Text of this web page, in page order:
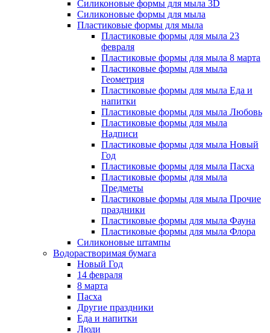
Силиконовые формы для мыла 3D
Силиконовые формы для мыла
Пластиковые формы для мыла
Пластиковые формы для мыла 23
февраля
Пластиковые формы для мыла 8 марта
Пластиковые формы для мыла
Геометрия
Пластиковые формы для мыла Еда и
напитки
Пластиковые формы для мыла Любовь
Пластиковые формы для мыла
Надписи
Пластиковые формы для мыла Новый
Год
Пластиковые формы для мыла Пасха
Пластиковые формы для мыла
Предметы
Пластиковые формы для мыла Прочие
праздники
Пластиковые формы для мыла Фауна
Пластиковые формы для мыла Флора
Силиконовые штампы
Водорастворимая бумага
Новый Год
14 февраля
8 марта
Пасха
Другие праздники
Еда и напитки
Люди